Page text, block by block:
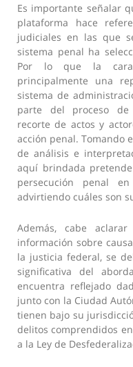
Es importante señalar
plataforma hace
judiciales en las que
sistema penal ha
Por lo que la
principalmente una
sistema de
parte del proceso de
recorte de actos y
acción penal. Tomando
de análisis e
aquí brindada
persecución penal
advirtiendo cuáles son
Además, cabe
información sobre
la justicia federal, se
significativa del
encuentra reflejado
junto con la Ciudad
tienen bajo su
delitos comprendidos
a la Ley de